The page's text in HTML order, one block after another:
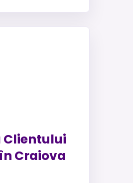
Clientului
Craiova